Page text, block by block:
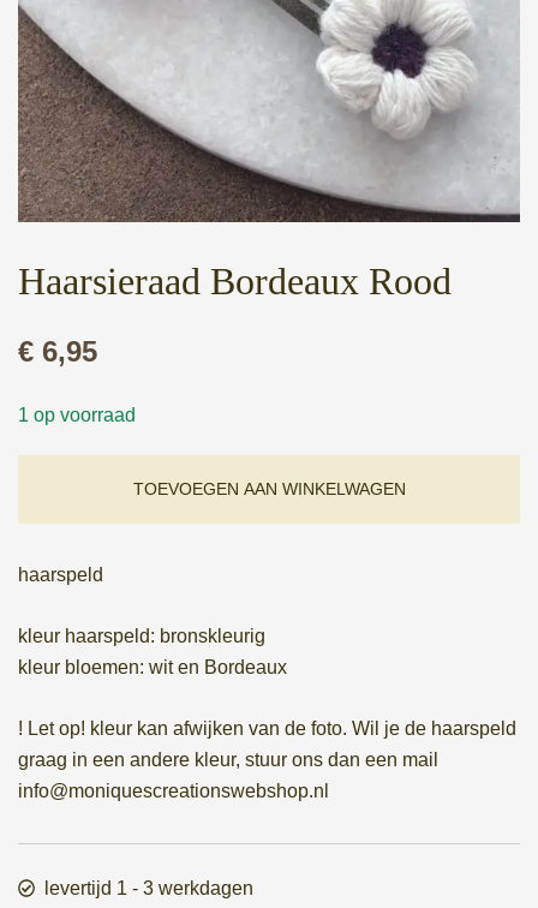
Haarsieraad Bordeaux Rood
€ 6,95
1 op voorraad
TOEVOEGEN AAN WINKELWAGEN
haarspeld
kleur haarspeld: bronskleurig
kleur bloemen: wit en Bordeaux
! Let op! kleur kan afwijken van de foto. Wil je de haarspeld
graag in een andere kleur, stuur ons dan een mail
info@moniquescreationswebshop.nl
levertijd 1 - 3 werkdagen